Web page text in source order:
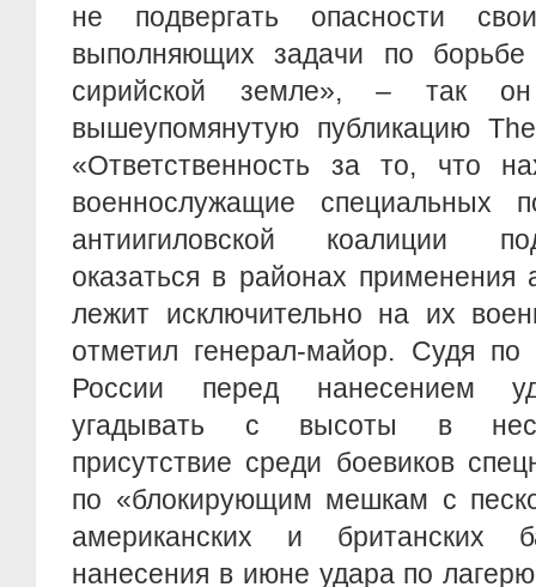
не подвергать опасности
выполняющих задачи по
сирийской земле», – так он
вышеупомянутую публикацию
«Ответственность за то, что
военнослужащие специальных
антиигиловской коалиции
оказаться в районах
лежит исключительно на их
отметил генерал-майор. Судя
России перед нанесением
угадывать с высоты в
присутствие среди боевиков
по «блокирующим мешкам с
американских и британских
нанесения в июне удара по лагерю